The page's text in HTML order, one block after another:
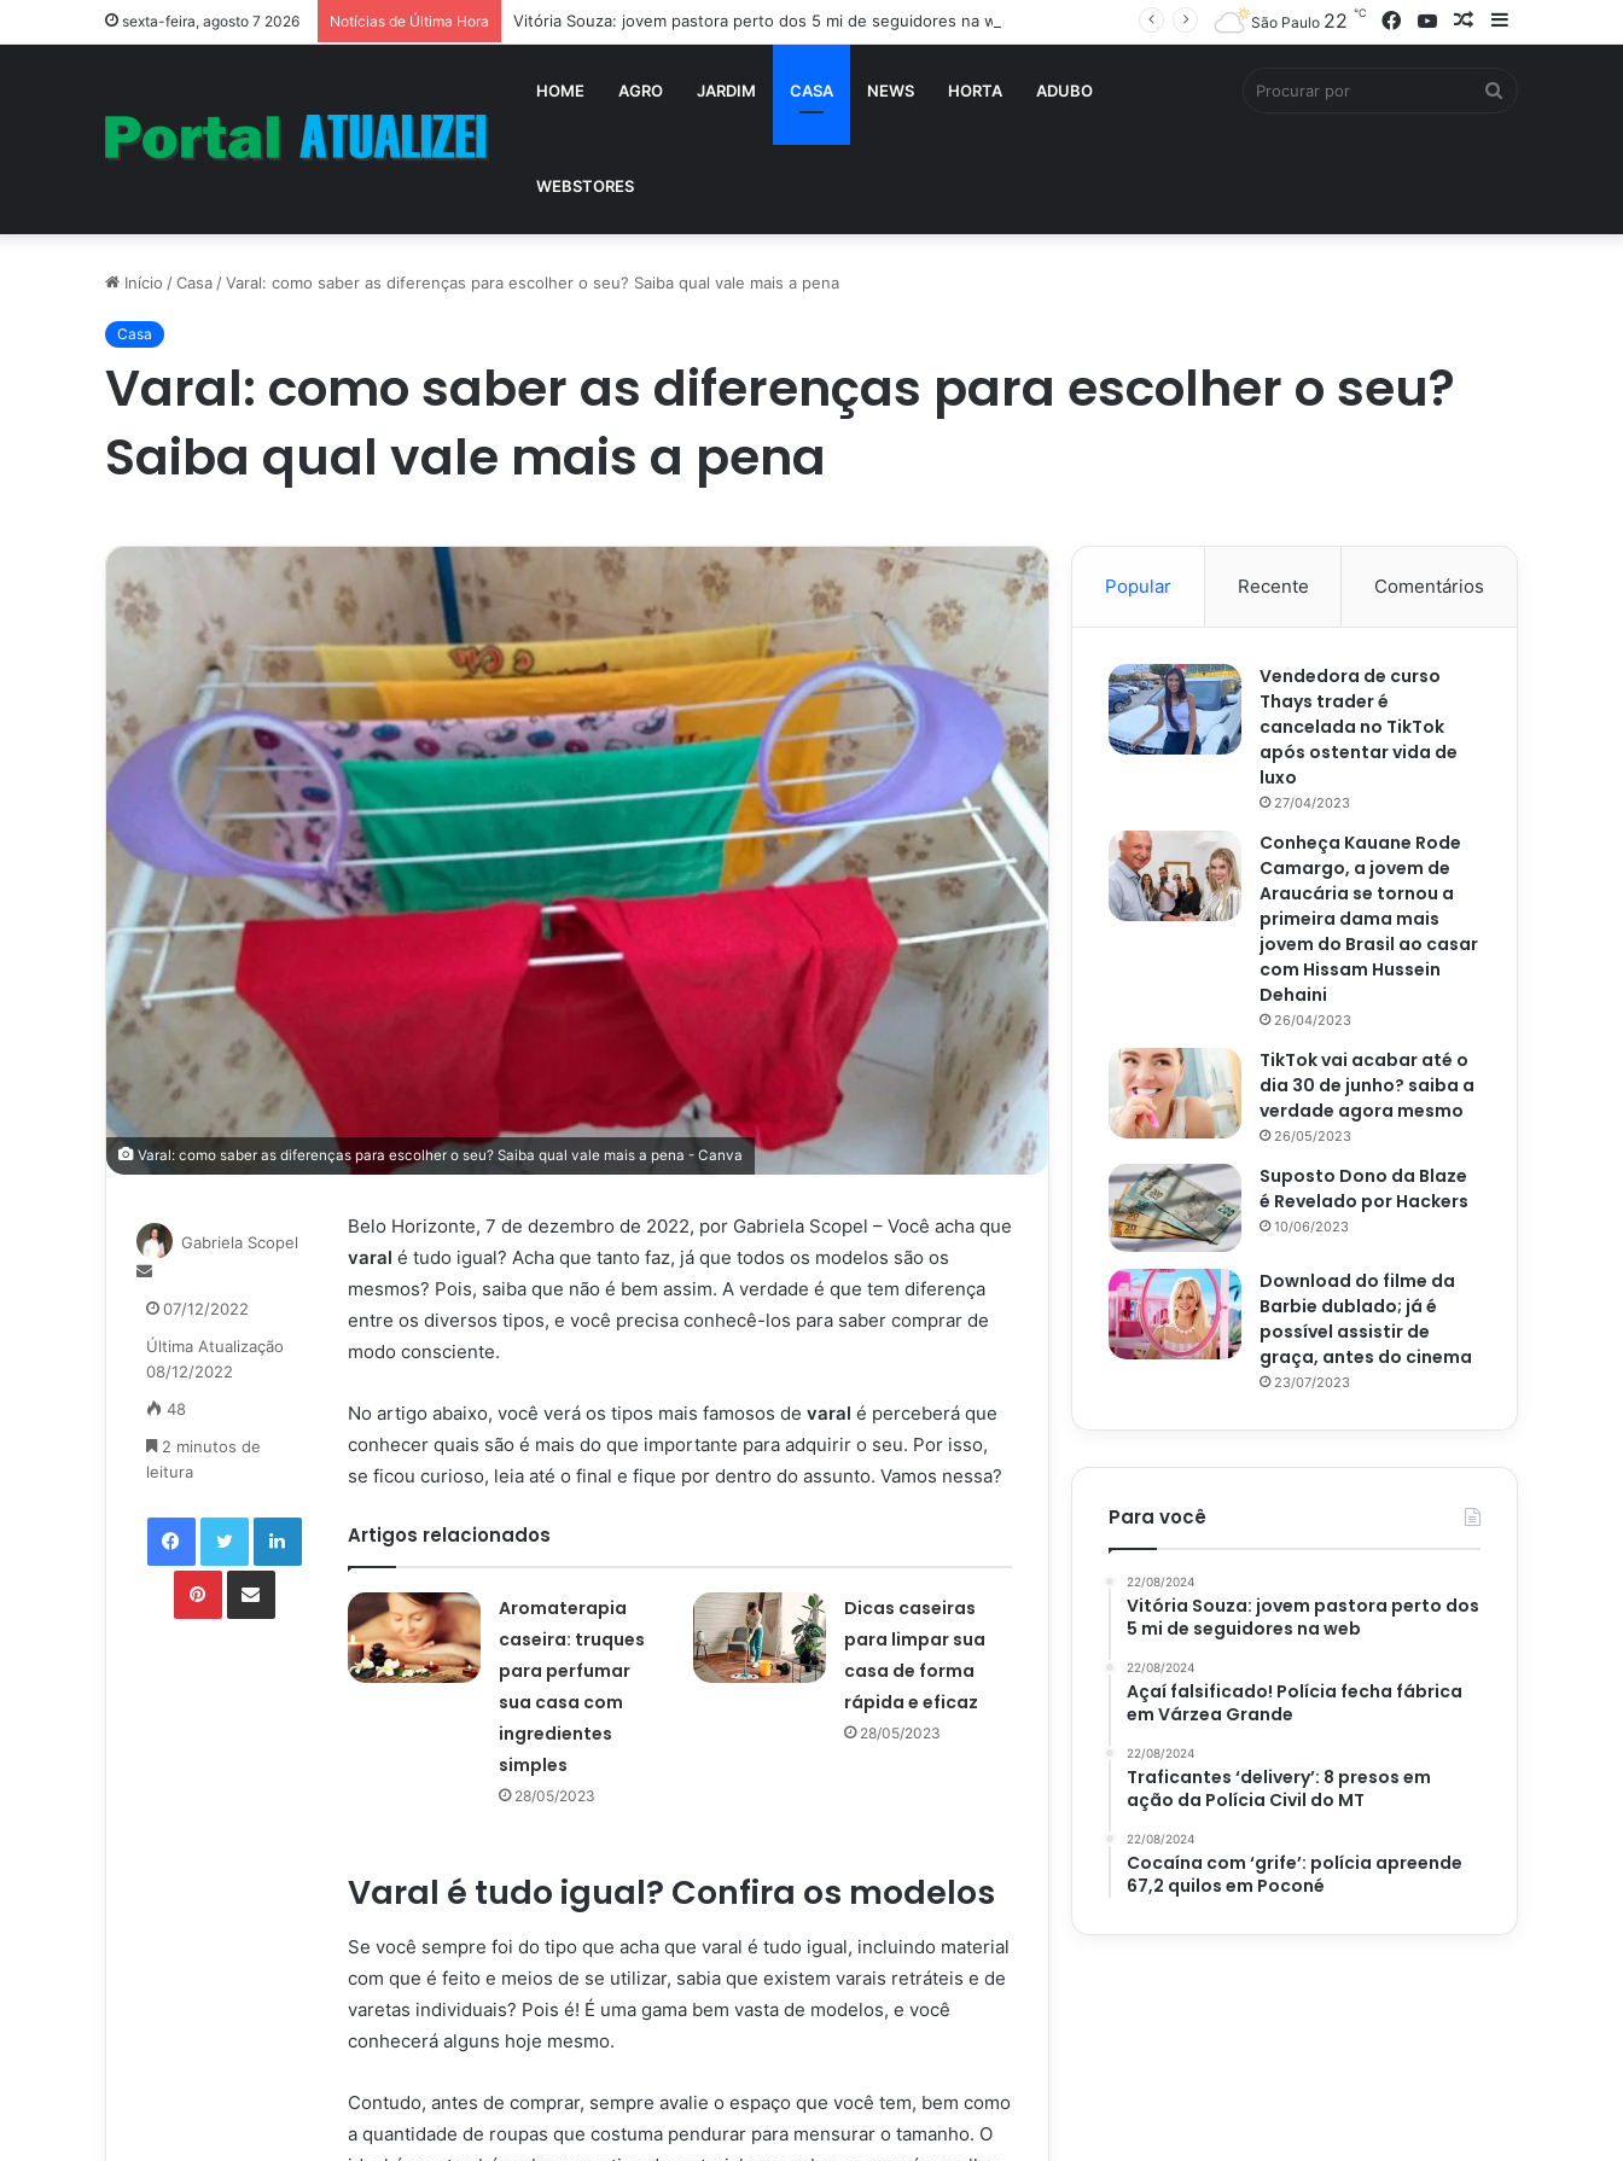
sexta-feira, agosto 7 2026 Notícias de Última Hora Vitória Souza: jovem pastora perto dos 5 mi de seguidores na web
Barra
Artigo
YouTube
Facebook
São Paulo 22 ℃
HOME AGRO JARDIM CASA NEWS HORTA ADUBO
WEBSTORES
Início /Casa /Varal: como saber as diferenças para escolher o seu? Saiba qual vale mais a pena
Casa
Varal: como saber as diferenças para escolher o seu?
Saiba qual vale mais a pena
Varal: como saber as diferenças para escolher o seu? Saiba qual vale mais a pena - Canva
Belo Horizonte, 7 de dezembro de 2022, por Gabriela Scopel – Você acha que
varal é tudo igual? Acha que tanto faz, já que todos os modelos são os
mesmos? Pois, saiba que não é bem assim. A verdade é que tem diferença
entre os diversos tipos, e você precisa conhecê-los para saber comprar de
modo consciente.
No artigo abaixo, você verá os tipos mais famosos de varal é perceberá que
conhecer quais são é mais do que importante para adquirir o seu. Por isso,
se ficou curioso, leia até o final e fique por dentro do assunto. Vamos nessa?
Artigos relacionados
Aromaterapia
caseira: truques
para perfumar
sua casa com
ingredientes
simples
28/05/2023
Dicas caseiras
para limpar sua
casa de forma
rápida e eficaz
28/05/2023
Varal é tudo igual? Confira os modelos
Se você sempre foi do tipo que acha que varal é tudo igual, incluindo material
com que é feito e meios de se utilizar, sabia que existem varais retráteis e de
varetas individuais? Pois é! É uma gama bem vasta de modelos, e você
conhecerá alguns hoje mesmo.
Contudo, antes de comprar, sempre avalie o espaço que você tem, bem como
a quantidade de roupas que costuma pendurar para mensurar o tamanho. O
Gabriela Scopel
Mande
e-
mail
07/12/2022
Última Atualização
08/12/2022
48
2 minutos de
leitura
FacebookTwitterLinkedin
PinterestCompartilhar via e-mail
Popular Recente Comentários
Vendedora de curso
Thays trader é
cancelada no TikTok
após ostentar vida de
luxo
27/04/2023
Conheça Kauane Rode
Camargo, a jovem de
Araucária se tornou a
primeira dama mais
jovem do Brasil ao casar
com Hissam Hussein
Dehaini
26/04/2023
TikTok vai acabar até o
dia 30 de junho? saiba a
verdade agora mesmo
26/05/2023
Suposto Dono da Blaze
é Revelado por Hackers
10/06/2023
Download do filme da
Barbie dublado; já é
possível assistir de
graça, antes do cinema
23/07/2023
Para você
22/08/2024
Vitória Souza: jovem pastora perto dos
5 mi de seguidores na web
22/08/2024
Açaí falsificado! Polícia fecha fábrica
em Várzea Grande
22/08/2024
Traficantes ‘delivery’: 8 presos em
ação da Polícia Civil do MT
22/08/2024
Cocaína com ‘grife’: polícia apreende
67,2 quilos em Poconé